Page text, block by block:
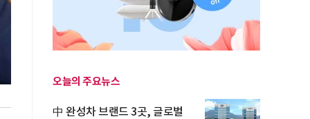
오늘의 주요뉴스
中 완성차 브랜드 3곳, 글로벌